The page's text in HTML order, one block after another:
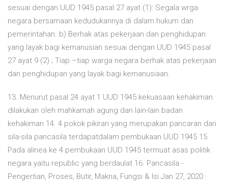
sesuai dengan UUD 1945 pasal 27 ayat (1): Segala wrga
negara bersamaan kedudukannya di dalam hukum dan
pemerintahan. b) Berhak atas pekerjaan dan penghidupan
yang layak bagi kemanusian sesuai dengan UUD 1945 pasal
27 ayat 9 (2) ; Tiap –tiap warga negara berhak atas pekerjaan
dan penghidupan yang layak bagi kemanusiaan.
13. Menurut pasal 24 ayat 1 UUD 1945 kekuasaan kehakiman
dilakukan oleh mahkamah agung dan lain-lain badan
kehakiman 14. 4 pokok pikiran yang merupakan pancaran dari
sila-sila pancasila terdapatdalam pembukaan UUD 1945 15.
Pada alinea ke 4 pembukaan UUD 1945 termuat asas politik
negara yaitu republic yang berdaulat 16. Pancasila -
Pengertian, Proses, Butir, Makna, Fungsi & Isi Jan 27, 2020 ·